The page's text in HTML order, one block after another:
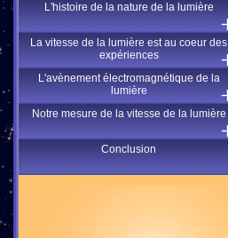
L'histoire de la nature de la lumière
La vitesse de la lumière est au coeur des
expériences
L'avènement électromagnétique de la
lumière
Notre mesure de la vitesse de la lumière
Conclusion